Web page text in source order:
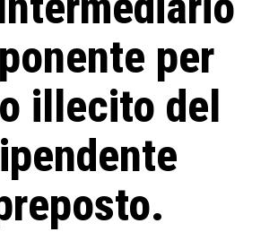
per
illecito del